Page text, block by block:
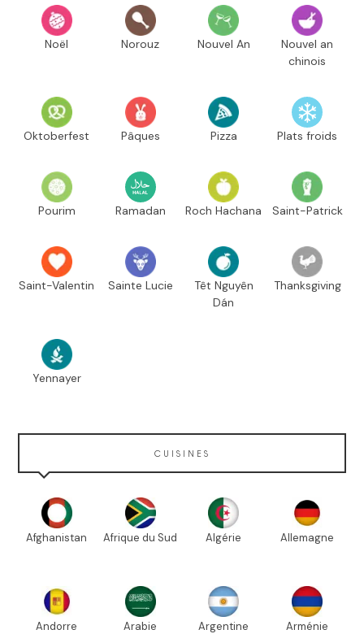
Noël Norouz Nouvel An
Nouvel an
chinois
Oktoberfest Pâques Pizza Plats froids
Pourim Ramadan Roch Hachana Saint-Patrick
Saint-Valentin Sainte Lucie
Têt Nguyên
Dán
Thanksgiving
Yennayer
CUISINES
Afghanistan Afrique du Sud Algérie Allemagne
Andorre
Arabie
Argentine Arménie